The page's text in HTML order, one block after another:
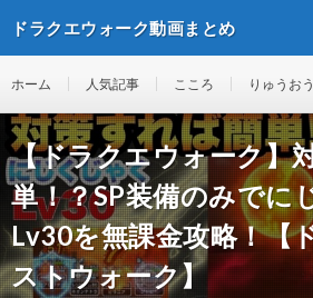
ドラクエウォーク動画まとめ
ホーム 人気記事 こころ りゅうおう
【ドラクエウォーク】
単！？SP装備のみでに
Lv30を無課金攻略！【
ストウォーク】